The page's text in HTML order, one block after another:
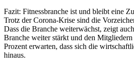
Fazit: Fitnessbranche ist und bleibt eine
Trotz der Corona-Krise sind die
Dass die Branche weiterwächst, zeigt
Branche weiter stärkt und den
Prozent erwarten, dass sich die
hinaus.